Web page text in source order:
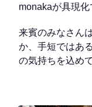
monakaが具現化
来賓のみなさん
か、手短ではあ
の気持ちを込め